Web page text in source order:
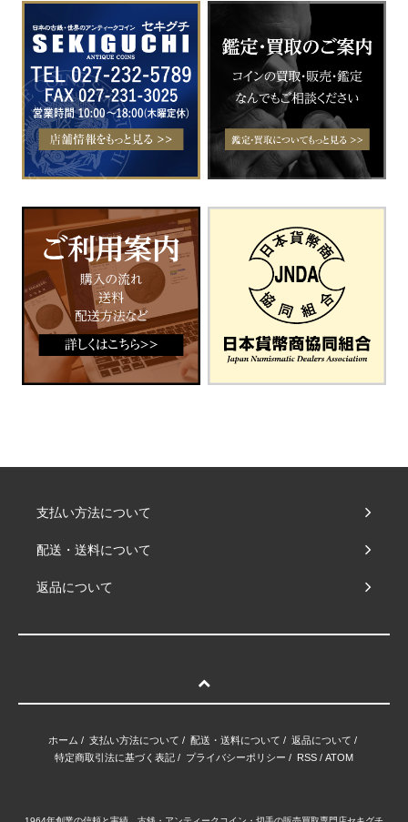
支払い方法について
配送・送料について
返品について
ホーム / 支払い方法について / 配送・送料について / 返品について /
特定商取引法に基づく表記 / プライバシーポリシー / RSS / ATOM